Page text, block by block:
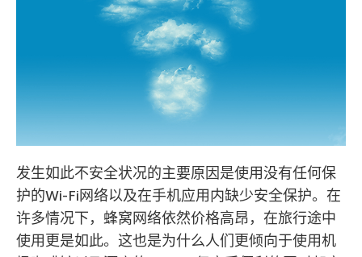
发生如此不安全状况的主要原因是使用没有任何保
护的Wi-Fi网络以及在手机应用内缺少安全保护。在
许多情况下，蜂窝网络依然价格高昂，在旅行途中
使用更是如此。这也是为什么人们更倾向于使用机